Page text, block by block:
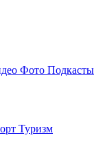
Фото Подкасты
Туризм